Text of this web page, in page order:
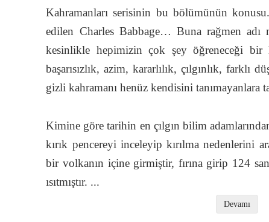
Kahramanları serisinin bu bölümünün
edilen Charles Babbage… Buna rağmen adı
kesinlikle hepimizin çok şey öğreneceği bir
başarısızlık, azim, kararlılık, çılgınlık, farklı
gizli kahramanı henüz kendisini tanımayanlara
Kimine göre tarihin en çılgın bilim
kırık pencereyi inceleyip kırılma nedenlerini
bir volkanın içine girmiştir, fırına girip 124
ısıtmıştır. ...
Devamı